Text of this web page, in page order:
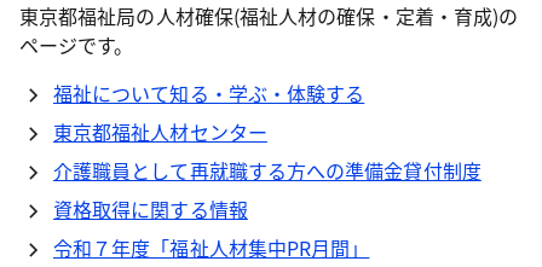
東京都福祉局の人材確保(福祉人材の確保・定着・育成)の
ページです。
福祉について知る・学ぶ・体験する
東京都福祉人材センター
介護職員として再就職する方への準備金貸付制度
資格取得に関する情報
令和７年度「福祉人材集中PR月間」